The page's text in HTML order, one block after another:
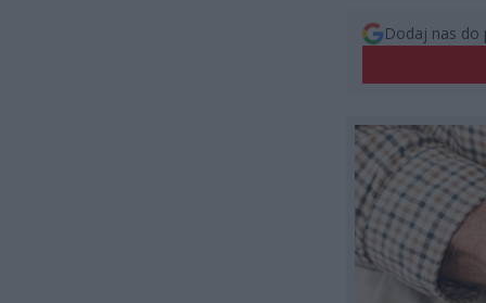
Dodaj nas do